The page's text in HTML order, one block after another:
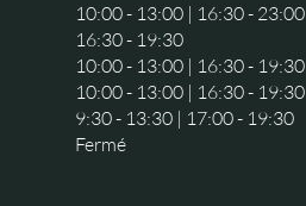
10:00 - 13:00 | 16:30 - 23:00
16:30 - 19:30
10:00 - 13:00 | 16:30 - 19:30
10:00 - 13:00 | 16:30 - 19:30
9:30 - 13:30 | 17:00 - 19:30
Fermé